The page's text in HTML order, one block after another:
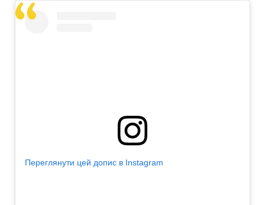
Переглянути цей допис в Instagram